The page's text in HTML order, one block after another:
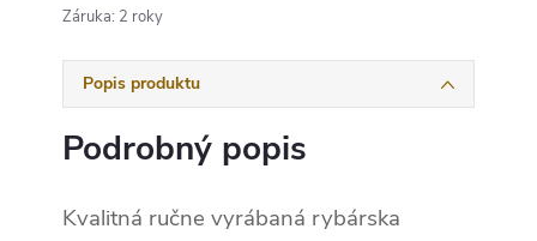
Záruka: 2 roky
Popis produktu
Podrobný popis
Kvalitná ručne vyrábaná rybárska